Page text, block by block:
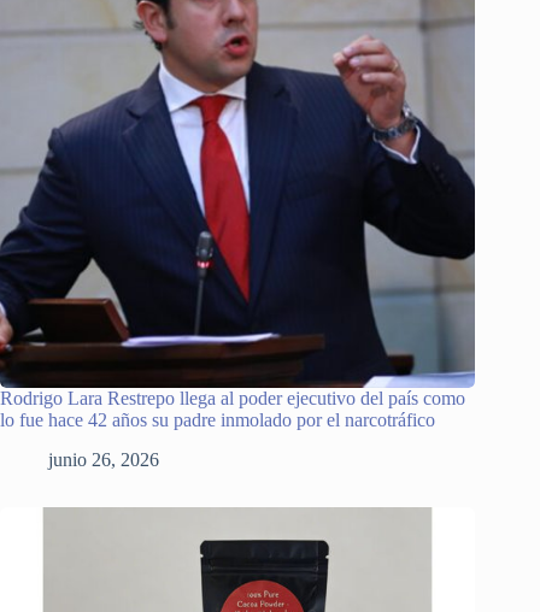
Rodrigo Lara Restrepo llega al poder ejecutivo del país como
lo fue hace 42 años su padre inmolado por el narcotráfico
junio 26, 2026